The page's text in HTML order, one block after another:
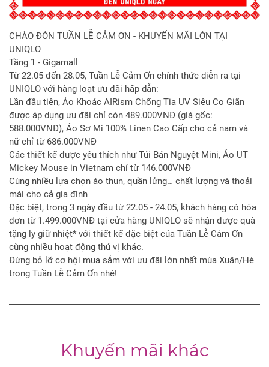
CHÀO ĐÓN TUẦN LỄ CẢM ƠN - KHUYẾN MÃI LỚN TẠI
UNIQLO
Tầng 1 - Gigamall
Từ 22.05 đến 28.05, Tuần Lễ Cảm Ơn chính thức diễn ra tại
UNIQLO với hàng loạt ưu đãi hấp dẫn:
Lần đầu tiên, Áo Khoác AIRism Chống Tia UV Siêu Co Giãn
được áp dụng ưu đãi chỉ còn 489.000VNĐ (giá gốc:
588.000VNĐ), Áo Sơ Mi 100% Linen Cao Cấp cho cả nam và
nữ chỉ từ 686.000VNĐ
Các thiết kế được yêu thích như Túi Bán Nguyệt Mini, Áo UT
Mickey Mouse in Vietnam chỉ từ 146.000VNĐ
Cùng nhiều lựa chọn áo thun, quần lửng… chất lượng và thoải
mái cho cả gia đình
Đặc biệt, trong 3 ngày đầu từ 22.05 - 24.05, khách hàng có hóa
đơn từ 1.499.000VNĐ tại cửa hàng UNIQLO sẽ nhận được quà
tặng ly giữ nhiệt* với thiết kế đặc biệt của Tuần Lễ Cảm Ơn
cùng nhiều hoạt động thú vị khác.
Đừng bỏ lỡ cơ hội mua sắm với ưu đãi lớn nhất mùa Xuân/Hè
trong Tuần Lễ Cảm Ơn nhé!
Khuyến mãi khác